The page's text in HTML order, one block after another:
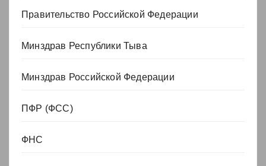
Правительство Российской Федерации
Минздрав Республики Тыва
Минздрав Российской Федерации
ПФР (ФСС)
ФНС